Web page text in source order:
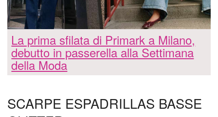
La prima sfilata di Primark a Milano,
debutto in passerella alla Settimana
della Moda
SCARPE ESPADRILLAS BASSE